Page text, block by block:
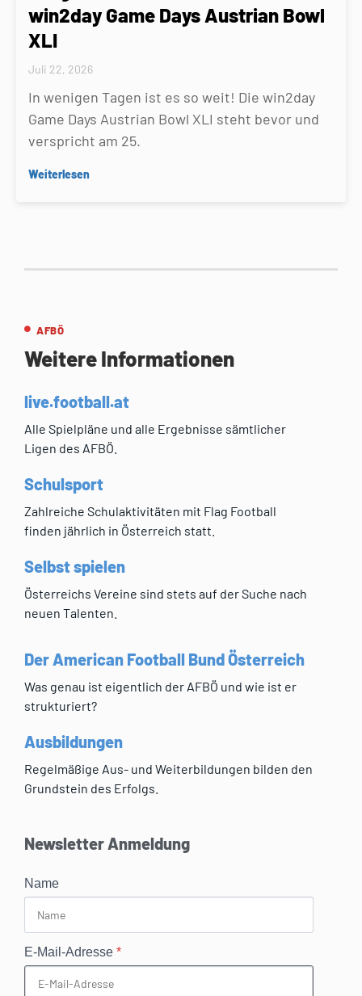
win2day Game Days Austrian Bowl
XLI
Juli 22, 2026
In wenigen Tagen ist es so weit! Die win2day
Game Days Austrian Bowl XLI steht bevor und
verspricht am 25.
Weiterlesen
AFBÖ
Weitere Informationen
live.football.at
Alle Spielpläne und alle Ergebnisse sämtlicher
Ligen des AFBÖ.
Schulsport
Zahlreiche Schulaktivitäten mit Flag Football
finden jährlich in Österreich statt.
Selbst spielen
Österreichs Vereine sind stets auf der Suche nach
neuen Talenten.
Der American Football Bund Österreich
Was genau ist eigentlich der AFBÖ und wie ist er
strukturiert?
Ausbildungen
Regelmäßige Aus- und Weiterbildungen bilden den
Grundstein des Erfolgs.
Newsletter Anmeldung
Name
E-Mail-Adresse *